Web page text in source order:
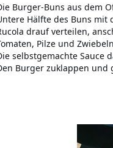
Burger-Buns aus dem
Hälfte des Buns mit
drauf verteilen,
Pilze und
selbstgemachte Sauce
Burger zuklappen und